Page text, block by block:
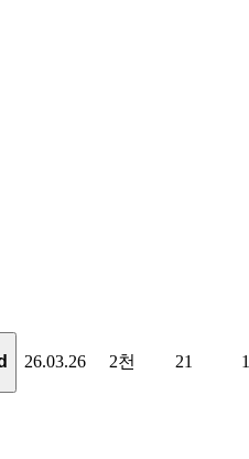
26.03.26 2천 21 1